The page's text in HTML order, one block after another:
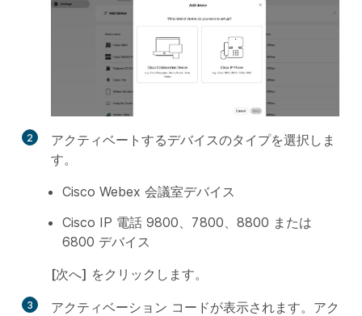
2
アクティベートするデバイスのタイプを選択しま
す。
Cisco Webex 会議室デバイス
Cisco IP 電話 9800、7800、8800 または
6800 デバイス
[次へ] をクリックします。
3
アクティベーション コードが表示されます。アク